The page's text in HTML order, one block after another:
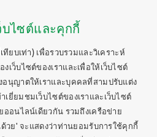
บไซต์และคุกกี้
ยบเท่า) เพื่อรวบรวมและวิเคราะห์
เว็บไซต์ของเราและเพื่อให้เว็บไซต์
อนุญาตให้เราและบุคคลที่สามปรับแต่ง
ยี่ยมชมเว็บไซต์ของเราและเว็บไซต์
อนไลน์เดียวกัน รวมถึงเครือข่าย
วย' จะแสดงว่าท่านยอมรับการใช้คุกกี้